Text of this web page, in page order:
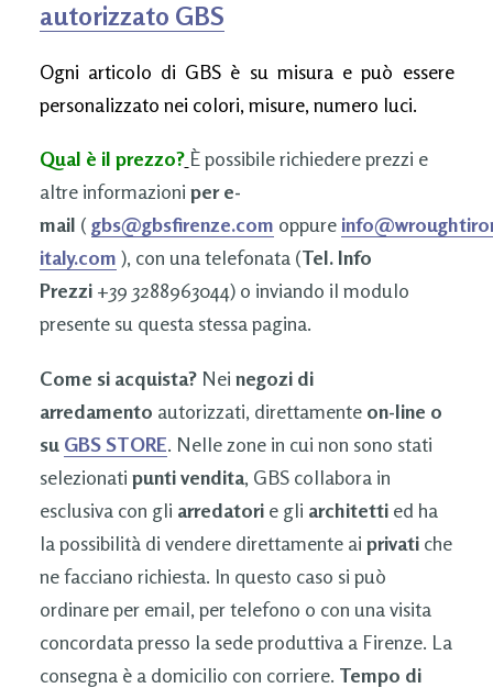
autorizzato GBS
Ogni articolo di GBS è su misura e può essere
personalizzato nei colori, misure, numero luci.
Qual è il prezzo? È possibile richiedere prezzi e
altre informazioni per e-
mail ( gbs@gbsfirenze.com oppure
italy.com ), con una telefonata (Tel. Info
Prezzi+39 3288963044) o inviando il modulo
presente su questa stessa pagina.
Come si acquista?Nei negozi di
arredamento autorizzati, direttamente on-line o
su GBS STORE. Nelle zone in cui non sono stati
selezionati punti vendita, GBS collabora in
esclusiva con gli arredatorie gli architettied ha
la possibilità di vendere direttamente ai privatiche
ne facciano richiesta. In questo caso si può
ordinare per email, per telefono o con una visita
concordata presso la sede produttiva a Firenze. La
consegna è a domicilio con corriere. Tempo di